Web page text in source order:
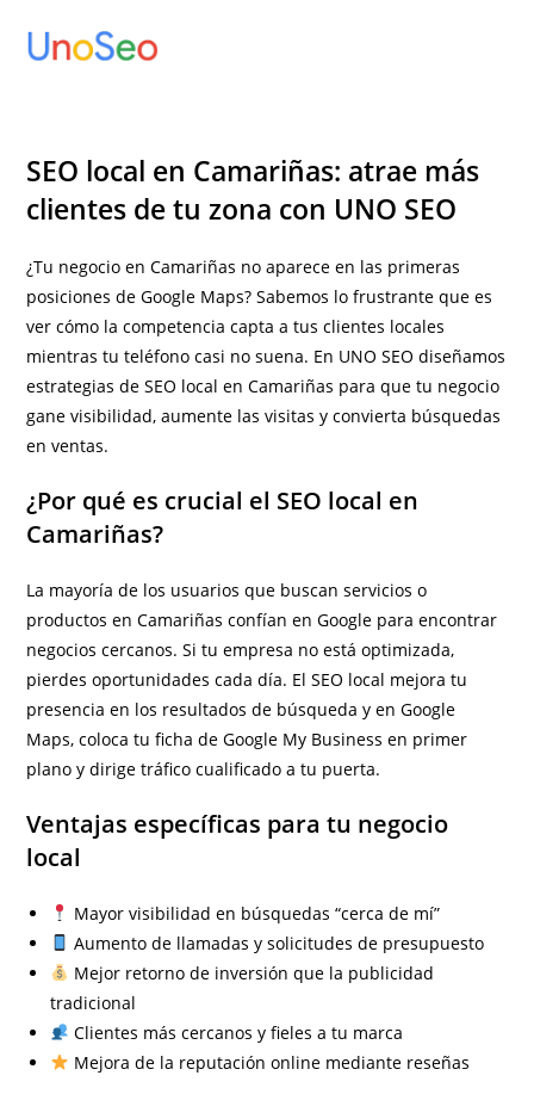
SEO local en Camariñas: atrae más
clientes de tu zona con UNO SEO
¿Tu negocio en Camariñas no aparece en las primeras
posiciones de Google Maps? Sabemos lo frustrante que es
ver cómo la competencia capta a tus clientes locales
mientras tu teléfono casi no suena. En UNO SEO diseñamos
estrategias de SEO local en Camariñas para que tu negocio
gane visibilidad, aumente las visitas y convierta búsquedas
en ventas.
¿Por qué es crucial el SEO local en
Camariñas?
La mayoría de los usuarios que buscan servicios o
productos en Camariñas confían en Google para encontrar
negocios cercanos. Si tu empresa no está optimizada,
pierdes oportunidades cada día. El SEO local mejora tu
presencia en los resultados de búsqueda y en Google
Maps, coloca tu ficha de Google My Business en primer
plano y dirige tráfico cualificado a tu puerta.
Ventajas específicas para tu negocio
local
Mayor visibilidad en búsquedas “cerca de mí”
Aumento de llamadas y solicitudes de presupuesto
Mejor retorno de inversión que la publicidad
tradicional
Clientes más cercanos y fieles a tu marca
Mejora de la reputación online mediante reseñas